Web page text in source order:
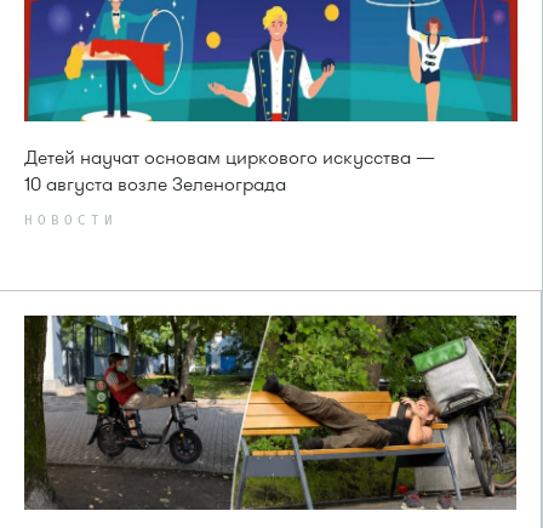
Детей научат основам циркового искусства —
10 августа возле Зеленограда
НОВОСТИ